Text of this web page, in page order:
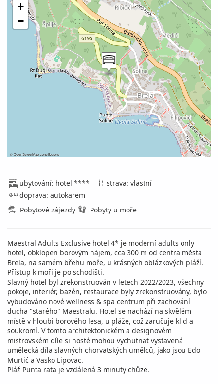
+
−
©OpenStreetMapcontributors
ubytování: hotel ****
strava: vlastní
doprava: autokarem
Pobytové zájezdy
Pobyty u moře
Maestral Adults Exclusive hotel 4* je moderní adults only
hotel, obklopen borovým hájem, cca 300 m od centra města
Brela, na samém břehu moře, u krásných oblázkových pláží.
Přístup k moři je po schodišti.
Slavný hotel byl zrekonstruován v letech 2022/2023, všechny
pokoje, interiér, bazén, restaurace byly zrekonstruovány, bylo
vybudováno nové wellness & spa centrum při zachování
ducha "starého" Maestralu. Hotel se nachází na skvělém
místě v hloubi borového lesa, u pláže, což zaručuje klid a
soukromí. V tomto architektonickém a designovém
mistrovském díle si hosté mohou vychutnat vystavená
umělecká díla slavných chorvatských umělců, jako jsou Edo
Murtić a Vasko Lipovac.
Pláž Punta rata je vzdálená 3 minuty chůze.